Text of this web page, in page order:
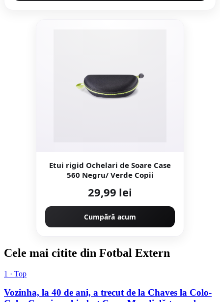
Etui rigid Ochelari de Soare Case
560 Negru/ Verde Copii
29,99 lei
Cumpără acum
Cele mai citite din Fotbal Extern
1 · Top
Vozinha, la 40 de ani, a trecut de la Chaves la Colo-